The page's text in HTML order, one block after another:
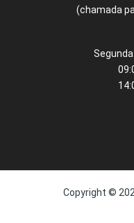
(chamada
Copyright ©